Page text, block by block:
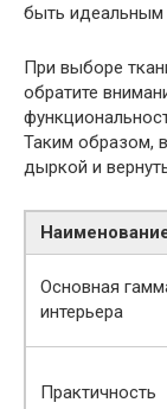
быть идеальным
При выборе
обратите
Таким образом,
дыркой и
Основная
интерьера
Практичность